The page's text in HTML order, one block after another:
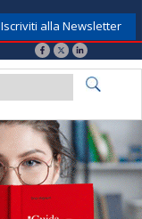
Iscriviti alla Newsletter